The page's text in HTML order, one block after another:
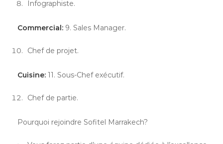
Infographiste.
Commercial: 9. Sales Manager.
Chef de projet.
Cuisine: 11. Sous-Chef exécutif.
Chef de partie.
Pourquoi rejoindre Sofitel Marrakech?